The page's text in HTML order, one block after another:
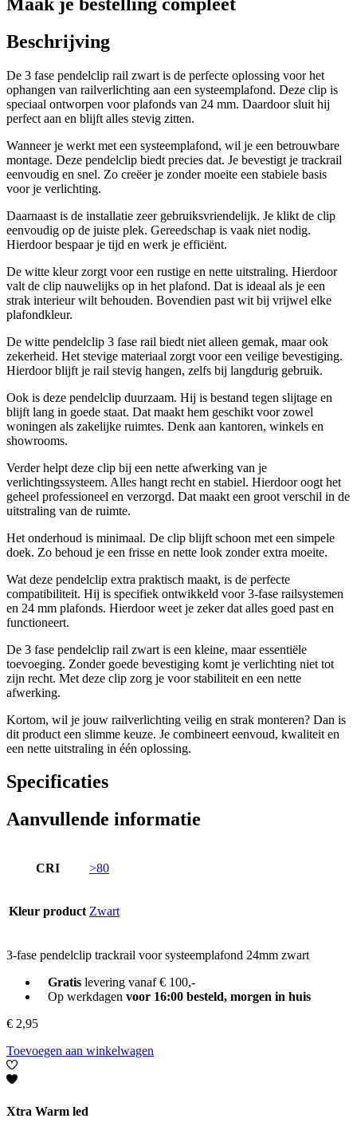
Beschrijving
De 3 fase pendelclip rail zwart is de perfecte oplossing voor het
ophangen van railverlichting aan een systeemplafond. Deze clip is
speciaal ontworpen voor plafonds van 24 mm. Daardoor sluit hij
perfect aan en blijft alles stevig zitten.
Wanneer je werkt met een systeemplafond, wil je een betrouwbare
montage. Deze pendelclip biedt precies dat. Je bevestigt je trackrail
eenvoudig en snel. Zo creëer je zonder moeite een stabiele basis
voor je verlichting.
Daarnaast is de installatie zeer gebruiksvriendelijk. Je klikt de clip
eenvoudig op de juiste plek. Gereedschap is vaak niet nodig.
Hierdoor bespaar je tijd en werk je efficiënt.
De witte kleur zorgt voor een rustige en nette uitstraling. Hierdoor
valt de clip nauwelijks op in het plafond. Dat is ideaal als je een
strak interieur wilt behouden. Bovendien past wit bij vrijwel elke
plafondkleur.
De witte pendelclip 3 fase rail biedt niet alleen gemak, maar ook
zekerheid. Het stevige materiaal zorgt voor een veilige bevestiging.
Hierdoor blijft je rail stevig hangen, zelfs bij langdurig gebruik.
Ook is deze pendelclip duurzaam. Hij is bestand tegen slijtage en
blijft lang in goede staat. Dat maakt hem geschikt voor zowel
woningen als zakelijke ruimtes. Denk aan kantoren, winkels en
showrooms.
Verder helpt deze clip bij een nette afwerking van je
verlichtingssysteem. Alles hangt recht en stabiel. Hierdoor oogt het
geheel professioneel en verzorgd. Dat maakt een groot verschil in de
uitstraling van de ruimte.
Het onderhoud is minimaal. De clip blijft schoon met een simpele
doek. Zo behoud je een frisse en nette look zonder extra moeite.
Wat deze pendelclip extra praktisch maakt, is de perfecte
compatibiliteit. Hij is specifiek ontwikkeld voor 3-fase railsystemen
en 24 mm plafonds. Hierdoor weet je zeker dat alles goed past en
functioneert.
De 3 fase pendelclip rail zwart is een kleine, maar essentiële
toevoeging. Zonder goede bevestiging komt je verlichting niet tot
zijn recht. Met deze clip zorg je voor stabiliteit en een nette
afwerking.
Kortom, wil je jouw railverlichting veilig en strak monteren? Dan is
dit product een slimme keuze. Je combineert eenvoud, kwaliteit en
een nette uitstraling in één oplossing.
Specificaties
Aanvullende informatie
CRI >80
Kleur product Zwart
3-fase pendelclip trackrail voor systeemplafond 24mm zwart
Gratislevering vanaf € 100,-
Op werkdagen voor 16:00 besteld, morgen in huis
€ 2,95
Toevoegen aan winkelwagen
Xtra Warm led